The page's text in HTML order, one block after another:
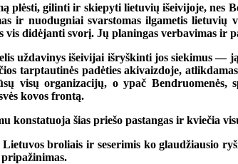
plėsti, gilinti ir skiepyti lietuvių išeivijoje, nes
ir nuodugniai svarstomas ilgametis
vis didėjanti svorį. Jų planingas verbavimas ir
uždavinys išeivijai išryškinti jos siekimus —
tarptautinės padėties akivaizdoje,
visų organizacijų, o ypač
kovos frontą.
konstatuoja šias priešo pastangas ir kviečia
broliais ir seserimis ko glaudžiausio